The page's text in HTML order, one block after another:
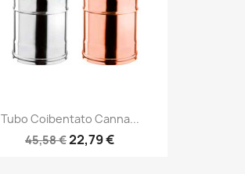
Tubo Coibentato Canna...
45,58 €22,79 €